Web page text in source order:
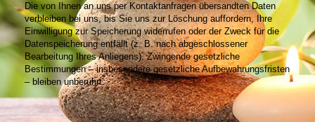
Die von Ihnen an uns per Kontaktanfragen übersandten Daten
verbleiben bei uns, bis Sie uns zur Löschung auffordern, Ihre
Einwilligung zur Speicherung widerrufen oder der Zweck für die
Datenspeicherung entfällt (z. B. nach abgeschlossener
Bearbeitung Ihres Anliegens). Zwingende gesetzliche
Bestimmungen – insbesondere gesetzliche Aufbewahrungsfristen
– bleiben unberührt.